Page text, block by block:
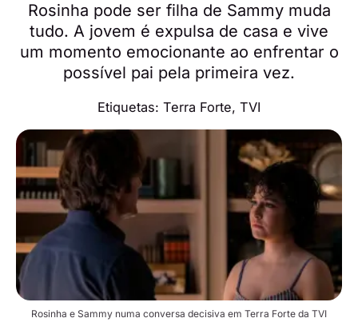
Rosinha pode ser filha de Sammy muda
tudo. A jovem é expulsa de casa e vive
um momento emocionante ao enfrentar o
possível pai pela primeira vez.
Etiquetas: Terra Forte, TVI
Rosinha e Sammy numa conversa decisiva em Terra Forte da TVI